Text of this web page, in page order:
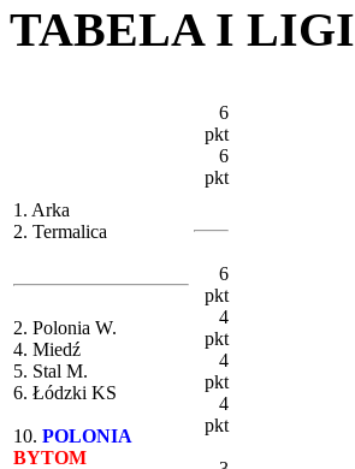
TABELA I LIGI
1. Arka
2. Termalica
2. Polonia W.
4. Miedź
5. Stal M.
6. Łódzki KS
10. POLONIA
BYTOM
6
pkt
6
pkt
6
pkt
4
pkt
4
pkt
4
pkt